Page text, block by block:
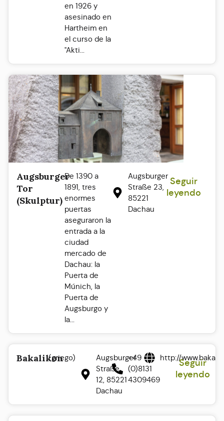
en 1926 y
asesinado en
Hartheim en
el curso de la
"Akti...
Augsburger
Tor
(Skulptur)
De 1390 a
1891, tres
enormes
puertas
aseguraron la
entrada a la
ciudad
mercado de
Dachau: la
Puerta de
Múnich, la
Puerta de
Augsburgo y
la...
Augsburger
Straße 23,
85221
Dachau
Seguir
leyendo
Bakalikon
(griego)
Augsburger
Straße
12, 85221
Dachau
+49
(0)8131
4309469
http://Seguir
leyendo